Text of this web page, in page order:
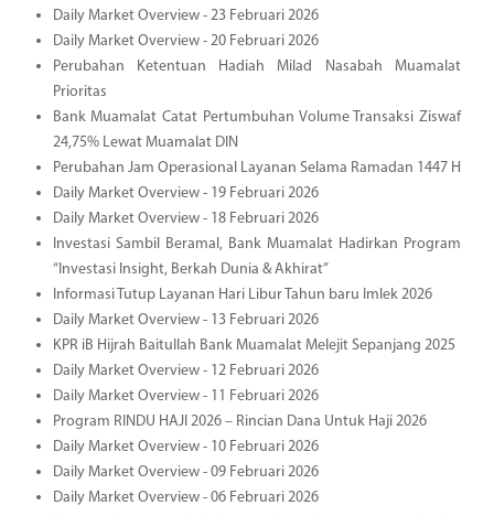
Daily Market Overview - 23 Februari 2026
Daily Market Overview - 20 Februari 2026
Perubahan Ketentuan Hadiah Milad Nasabah Muamalat
Prioritas
Bank Muamalat Catat Pertumbuhan Volume Transaksi Ziswaf
24,75% Lewat Muamalat DIN
Perubahan Jam Operasional Layanan Selama Ramadan 1447 H
Daily Market Overview - 19 Februari 2026
Daily Market Overview - 18 Februari 2026
Investasi Sambil Beramal, Bank Muamalat Hadirkan Program
“Investasi Insight, Berkah Dunia & Akhirat”
Informasi Tutup Layanan Hari Libur Tahun baru Imlek 2026
Daily Market Overview - 13 Februari 2026
KPR iB Hijrah Baitullah Bank Muamalat Melejit Sepanjang 2025
Daily Market Overview - 12 Februari 2026
Daily Market Overview - 11 Februari 2026
Program RINDU HAJI 2026 – Rincian Dana Untuk Haji 2026
Daily Market Overview - 10 Februari 2026
Daily Market Overview - 09 Februari 2026
Daily Market Overview - 06 Februari 2026